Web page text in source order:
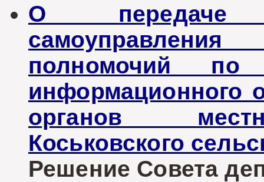
О передаче
полномочий по
информационного
органов
Коськовского
Решение Совета